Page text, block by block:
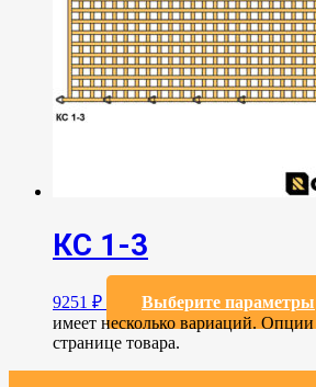
КС 1-3
9251 ₽ Выберите параметры
имеет несколько вариаций.
странице товара.